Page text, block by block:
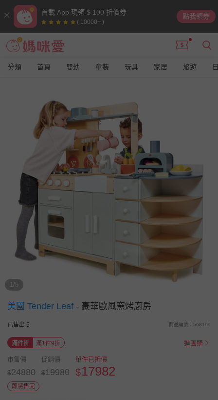
首載 App 現領 $ 100 折價券
( 10000+ )
點我領券
分類 首頁 嬰幼 童裝 玩具 家居 旅遊
1/5
美國 Tender Leaf - 豪華歐風窯烤廚房
已售出 5 商品編號：568169
滿件折 滿1件9折 進團購
市售價
$24880
促銷價
$19980
單件已折價
$17982
即將售完